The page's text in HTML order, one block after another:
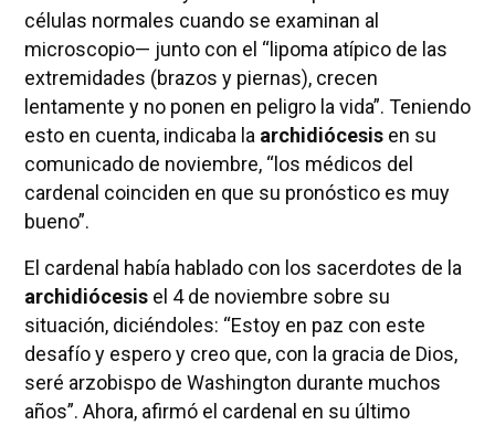
células normales cuando se examinan al
microscopio— junto con el “lipoma atípico de las
extremidades (brazos y piernas), crecen
lentamente y no ponen en peligro la vida”. Teniendo
esto en cuenta, indicaba la archidiócesisen su
comunicado de noviembre, “los médicos del
cardenal coinciden en que su pronóstico es muy
bueno”.
El cardenal había hablado con los sacerdotes de la
archidiócesisel 4 de noviembre sobre su
situación, diciéndoles: “Estoy en paz con este
desafío y espero y creo que, con la gracia de Dios,
seré arzobispo de Washington durante muchos
años”. Ahora, afirmó el cardenal en su último